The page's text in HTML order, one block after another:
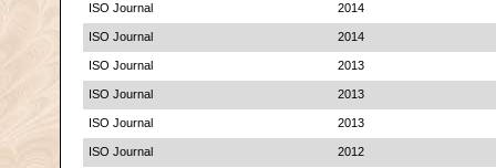
ISO Journal 2014
ISO Journal 2014
ISO Journal 2013
ISO Journal 2013
ISO Journal 2013
ISO Journal 2012